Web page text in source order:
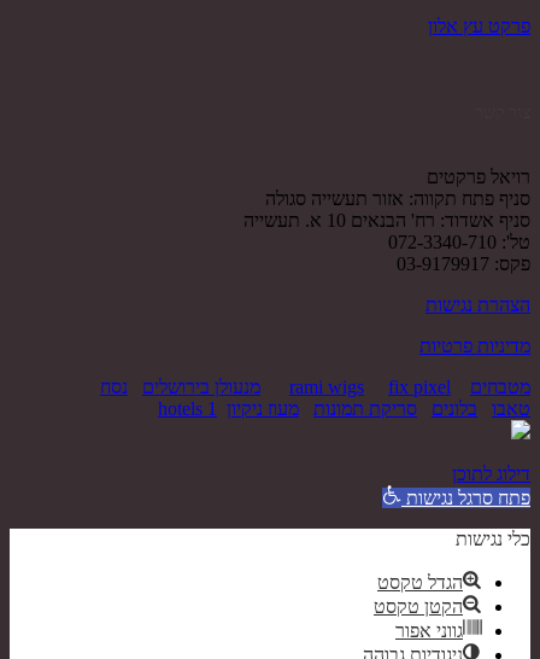
פרקט עץ אלון
רויאל פרקטים
סניף פתח תקווה: אזור תעשייה סגולה
סניף אשדוד: רח' הבנאים 10 א. תעשייה
טל': 072-3340-710
פקס: 03-9179917
הצהרת נגישות
מדיניות פרטיות
מטבחים
rami wigs fix pixel מנעולן בירושלים
נסח
טאבו
בלונים סריקת תמונות מעוז ניקיון hotels 1
דילוג לתוכן
פתח סרגל נגישות
כלי נגישות
הגדל טקסט
הקטן טקסט
גווני אפור